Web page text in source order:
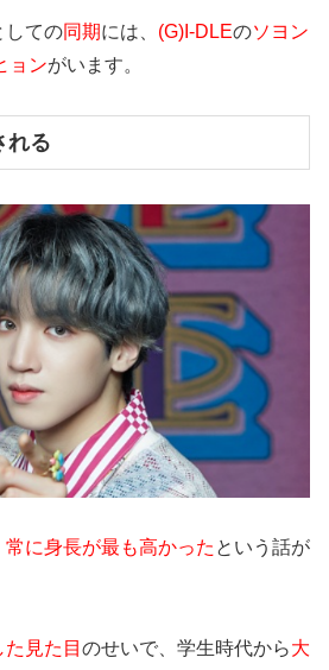
しての同期には、 (G)I-DLEのソヨン
ョンがいます。
れる
常に身長が最も高かった という話が
見た目 のせいで、学生時代から大